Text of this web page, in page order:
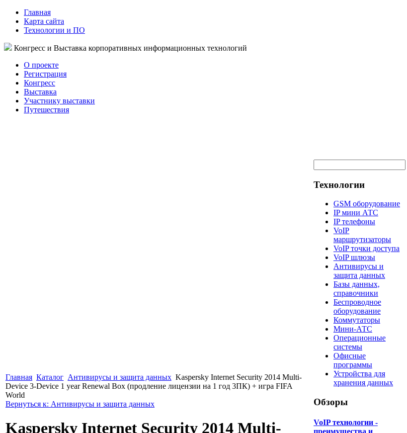
Главная
Карта сайта
Технологии и ПО
Конгресс и Выставка корпоративных информационных технологий
О проекте
Регистрация
Конгресс
Выставка
Участнику выставки
Путешествия
Главная Каталог Антивирусы и защита данных Kaspersky Internet Security 2014 Multi-
Device 3-Device 1 year Renewal Box (продление лицензии на 1 год 3ПК) + игра FIFA
World
Вернуться к: Антивирусы и защита данных
Kaspersky Internet Security 2014 Multi-
Технологии
GSM оборудование
IP мини АТС
IP телефоны
VoIP
маршрутизаторы
VoIP точки доступа
VoIP шлюзы
Антивирусы и
защита данных
Базы данных,
справочники
Беспроводное
оборудование
Коммутаторы
Мини-АТС
Операционные
системы
Офисные
программы
Устройства для
хранения данных
Обзоры
​VoIP технологии -